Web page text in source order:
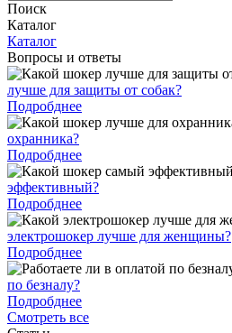
Поиск
Каталог
Каталог
Вопросы и ответы
лучше для защиты от собак?
Подробднее
охранника?
Подробднее
эффективный?
Подробднее
электрошокер лучше для женщины?
Подробднее
по безналу?
Подробднее
Смотреть все